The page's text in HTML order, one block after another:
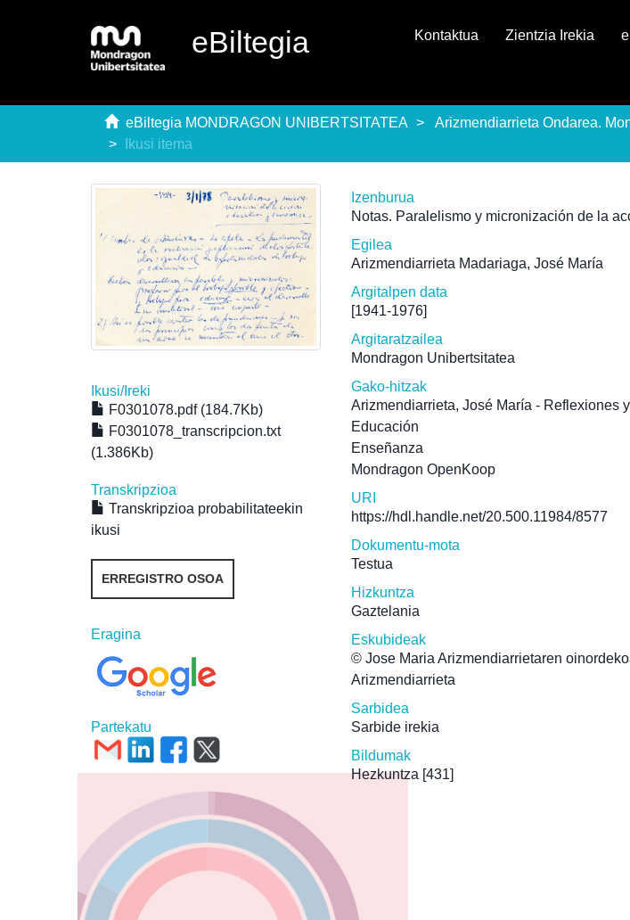
eBiltegia Kontaktua Zientzia Irekia
eBiltegia MONDRAGON UNIBERTSITATEA Arizmendiarrieta Ondarea.
Ikusi itema
Ikusi/Ireki
F0301078.pdf (184.7Kb)
F0301078_transcripcion.txt
(1.386Kb)
Transkripzioa
Transkripzioa probabilitateekin
ikusi
ERREGISTRO OSOA
Eragina
Partekatu
Izenburua
Notas. Paralelismo y micronización de la
Egilea
Arizmendiarrieta Madariaga, José María
Argitalpen data
[1941-1976]
Argitaratzailea
Mondragon Unibertsitatea
Gako-hitzak
Arizmendiarrieta, José María - Reflexiones
Educación
Enseñanza
Mondragon OpenKoop
URI
https://hdl.handle.net/20.500.11984/8577
Dokumentu-mota
Testua
Hizkuntza
Gaztelania
Eskubideak
© Jose Maria Arizmendiarrietaren
Arizmendiarrieta
Sarbidea
Sarbide irekia
Bildumak
Hezkuntza [431]